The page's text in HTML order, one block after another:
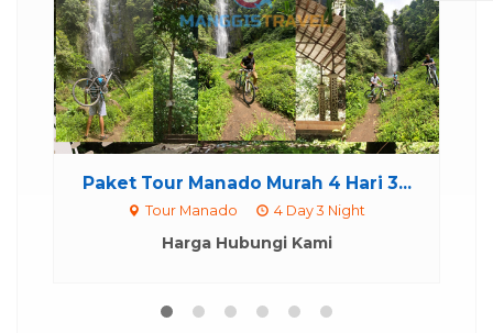
Manado Murah 4 Hari 3...
4 Day 3 Night
Harga Hubungi Kami
Jadwal Open